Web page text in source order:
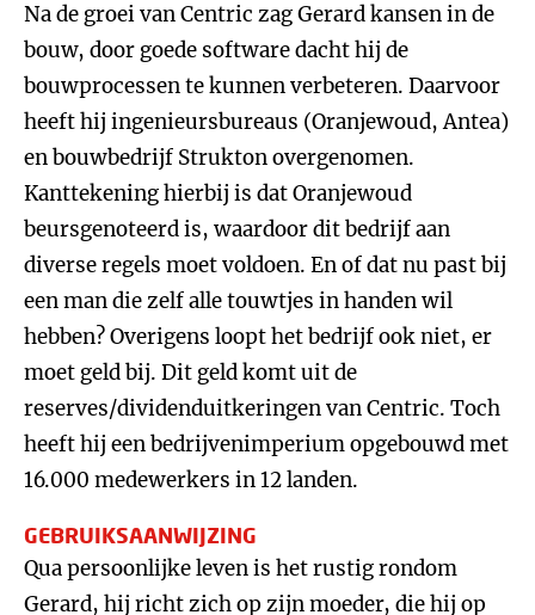
Na de groei van Centric zag Gerard kansen in de
bouw, door goede software dacht hij de
bouwprocessen te kunnen verbeteren. Daarvoor
heeft hij ingenieursbureaus (Oranjewoud, Antea)
en bouwbedrijf Strukton overgenomen.
Kanttekening hierbij is dat Oranjewoud
beursgenoteerd is, waardoor dit bedrijf aan
diverse regels moet voldoen. En of dat nu past bij
een man die zelf alle touwtjes in handen wil
hebben? Overigens loopt het bedrijf ook niet, er
moet geld bij. Dit geld komt uit de
reserves/dividenduitkeringen van Centric. Toch
heeft hij een bedrijvenimperium opgebouwd met
16.000 medewerkers in 12 landen.
GEBRUIKSAANWIJZING
Qua persoonlijke leven is het rustig rondom
Gerard, hij richt zich op zijn moeder, die hij op